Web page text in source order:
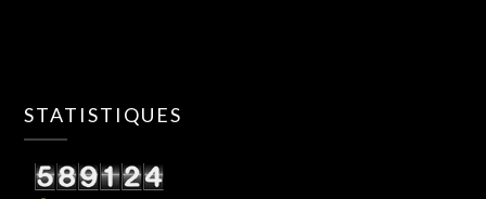
STATISTIQUES